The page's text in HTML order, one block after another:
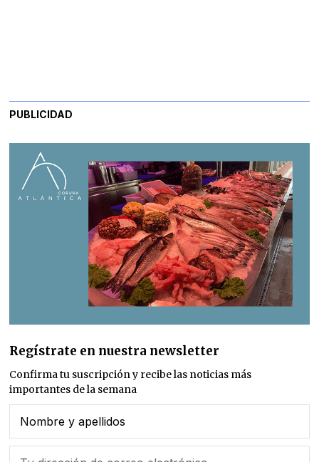
PUBLICIDAD
Regístrate en nuestra newsletter
Confirma tu suscripción y recibe las noticias más
importantes de la semana